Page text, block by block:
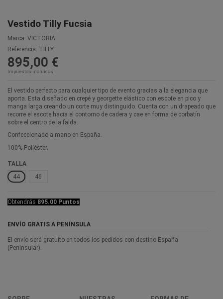
Vestido Tilly Fucsia
Marca: VICTORIA
Referencia: TILLY
895,00 €
Impuestos incluidos
El vestido perfecto para cualquier tipo de evento gracias a la elegancia que
aporta. Esta diseñado en crepé y georgette elástico con escote en pico y
manga larga creando un corte muy distinguido. Cuenta con un drapeado que
recorre el escote hacia el contorno de cadera y cae en forma de corbatín
sobre el centro de la falda.
Confeccionado a mano en España.
100% Poliéster.
TALLA
44
46
Obtendrás 895.00 Puntos
ENVÍO GRATIS A PENÍNSULA
El envío será gratuito en todos los pedidos con destino España
(Peninsular).